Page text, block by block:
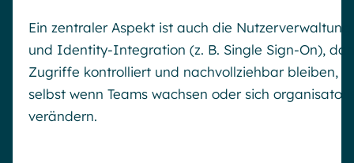
Ein zentraler Aspekt ist auch die Nutzerverwaltung
und Identity-Integration (z. B. Single Sign-On),
Zugriffe kontrolliert und nachvollziehbar bleiben,
selbst wenn Teams wachsen oder sich
verändern.